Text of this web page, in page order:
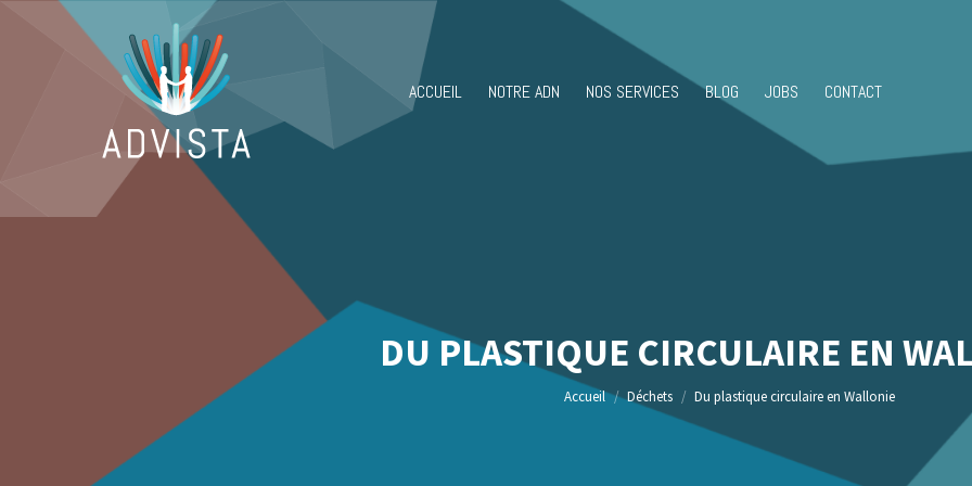
ACCUEIL NOTRE ADN NOS SERVICES BLOG JOBS CONTACT
DU PLASTIQUE CIRCULAIRE EN
Vous êtes ici :
Accueil Déchets Du plastique circulaire en Wallonie